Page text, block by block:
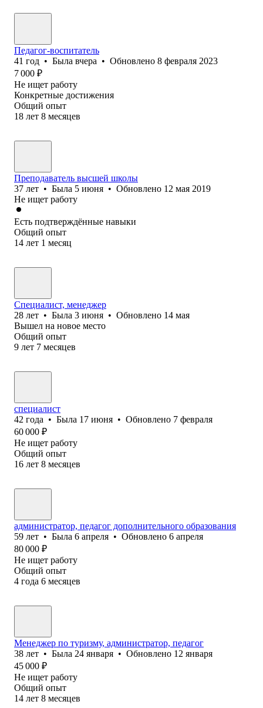
Педагог-воспитатель
41 год • Была вчера • Обновлено 8 февраля 2023
7 000 ₽
Не ищет работу
Конкретные достижения
Общий опыт
18 лет 8 месяцев
Преподаватель высшей школы
37 лет • Была 5 июня • Обновлено 12 мая 2019
Не ищет работу
Есть подтверждённые навыки
Общий опыт
14 лет 1 месяц
Специалист, менеджер
28 лет • Была 3 июня • Обновлено 14 мая
Вышел на новое место
Общий опыт
9 лет 7 месяцев
специалист
42 года • Была 17 июня • Обновлено 7 февраля
60 000 ₽
Не ищет работу
Общий опыт
16 лет 8 месяцев
администратор, педагог дополнительного образования
59 лет • Была 6 апреля • Обновлено 6 апреля
80 000 ₽
Не ищет работу
Общий опыт
4 года 6 месяцев
Менеджер по туризму, администратор, педагог
38 лет • Была 24 января • Обновлено 12 января
45 000 ₽
Не ищет работу
Общий опыт
14 лет 8 месяцев